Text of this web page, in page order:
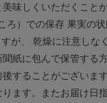
味しくいただくこと
）での保存 果実の
が、 乾燥に注意しな
紙に包んで保管す
することがございま
ます。またお届け日